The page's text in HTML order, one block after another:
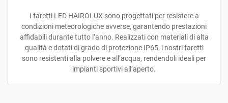
I faretti LED HAIROLUX sono progettati per resistere a
condizioni meteorologiche avverse, garantendo prestazioni
affidabili durante tutto l’anno. Realizzati con materiali di alta
qualità e dotati di grado di protezione IP65, i nostri faretti
sono resistenti alla polvere e all’acqua, rendendoli ideali per
impianti sportivi all’aperto.